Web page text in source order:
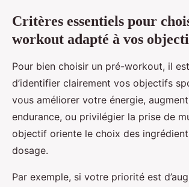
Critères essentiels pour
workout adapté à vos
Pour bien choisir un pré-workout, il
d’identifier clairement vos objectifs
vous améliorer votre énergie,
endurance, ou privilégier la prise de
objectif oriente le choix des
dosage.
Par exemple, si votre priorité est